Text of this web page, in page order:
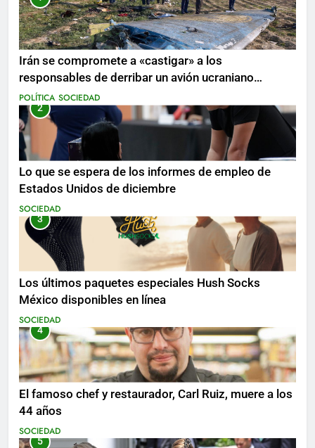
Irán se compromete a «castigar» a los
responsables de derribar un avión ucraniano
mientras se realizan arrestos
POLÍTICA SOCIEDAD
2
Lo que se espera de los informes de empleo de
Estados Unidos de diciembre
SOCIEDAD
3
Los últimos paquetes especiales Hush Socks
México disponibles en línea
SOCIEDAD
4
El famoso chef y restaurador, Carl Ruiz, muere a los
44 años
SOCIEDAD
5